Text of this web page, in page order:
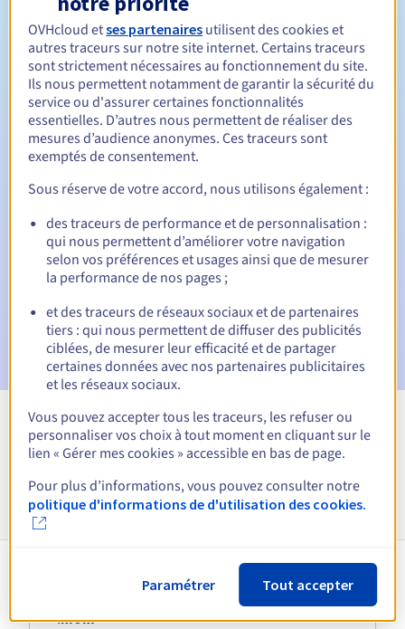
Durée de renouvellement Entre 1 et 10 ans
Période de rédemption
Notifications automatiques :
date d'échéance
E-mail le jour de l'expirationpour notification de la
suspension du nom de domaine
E-mail après la période de grâce de rédemptionpour
notification de la suppression du nom de domaine
Voir toutes les extensions
Informations sur le .mom
Création de votre nom de domaine en
.mom
OVHcloud etses partenaires utilisent des cookies et
autres traceurs sur notre site internet. Certains traceurs
sont strictement nécessaires au fonctionnement du site.
Ils nous permettent notamment de garantir la sécurité du
service ou d'assurer certaines fonctionnalités
essentielles. D’autres nous permettent de réaliser des
mesures d’audience anonymes. Ces traceurs sont
exemptés de consentement.
Sous réserve de votre accord, nous utilisons également :
des traceurs de performance et de personnalisation :
qui nous permettent d’améliorer votre navigation
selon vos préférences et usages ainsi que de mesurer
la performance de nos pages ;
et des traceurs de réseaux sociaux et de partenaires
tiers : qui nous permettent de diffuser des publicités
ciblées, de mesurer leur efficacité et de partager
certaines données avec nos partenaires publicitaires
et les réseaux sociaux.
Vous pouvez accepter tous les traceurs, les refuser ou
personnaliser vos choix à tout moment en cliquant sur le
lien « Gérer mes cookies » accessible en bas de page.
Pour plus d’informations, vous pouvez consulter notre
politique d'informations de d'utilisation des cookies.
Paramétrer Tout accepter